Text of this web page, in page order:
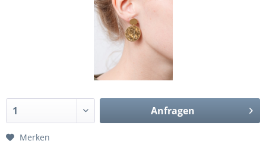
Anfragen
Merken